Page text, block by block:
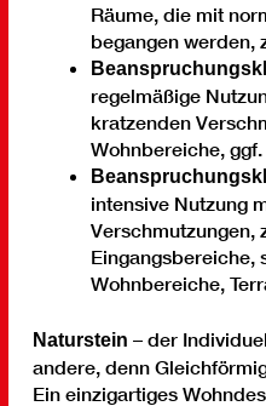
Räume, die mit
begangen werden,
regelmäßige
kratzenden
Wohnbereiche,
intensive Nutzung
Verschmutzungen,
Eingangsbereiche,
Wohnbereiche,
Naturstein – der
andere, denn
Ein einzigartiges